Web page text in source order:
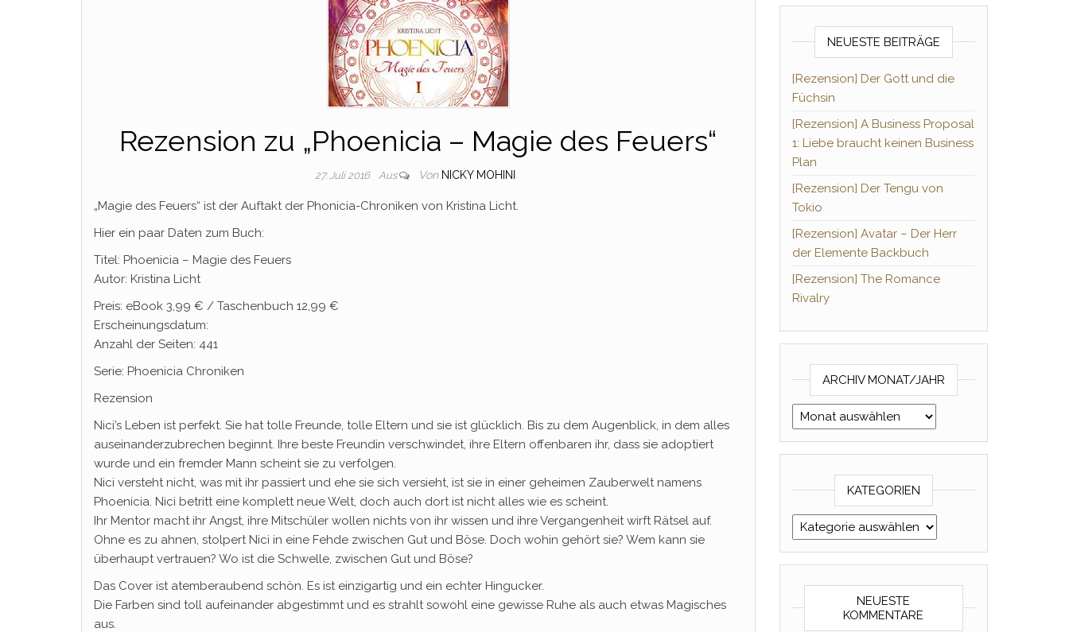
Rezension zu „Phoenicia – Magie des Feuers“
27. Juli 2016 Aus Von NICKY MOHINI
„Magie des Feuers“ ist der Auftakt der Phonicia-Chroniken von Kristina Licht.
Hier ein paar Daten zum Buch:
Titel: Phoenicia – Magie des Feuers
Autor: Kristina Licht
Preis: eBook 3,99 € / Taschenbuch 12,99 €
Erscheinungsdatum:
Anzahl der Seiten: 441
Serie: Phoenicia Chroniken
Rezension
Nici’s Leben ist perfekt. Sie hat tolle Freunde, tolle Eltern und sie ist glücklich. Bis zu dem Augenblick, in dem alles
auseinanderzubrechen beginnt. Ihre beste Freundin verschwindet, ihre Eltern offenbaren ihr, dass sie adoptiert
wurde und ein fremder Mann scheint sie zu verfolgen.
Nici versteht nicht, was mit ihr passiert und ehe sie sich versieht, ist sie in einer geheimen Zauberwelt namens
Phoenicia. Nici betritt eine komplett neue Welt, doch auch dort ist nicht alles wie es scheint.
Ihr Mentor macht ihr Angst, ihre Mitschüler wollen nichts von ihr wissen und ihre Vergangenheit wirft Rätsel auf.
Ohne es zu ahnen, stolpert Nici in eine Fehde zwischen Gut und Böse. Doch wohin gehört sie? Wem kann sie
überhaupt vertrauen? Wo ist die Schwelle, zwischen Gut und Böse?
Das Cover ist atemberaubend schön. Es ist einzigartig und ein echter Hingucker.
Die Farben sind toll aufeinander abgestimmt und es strahlt sowohl eine gewisse Ruhe als auch etwas Magisches
aus.
NEUESTE BEITRÄGE
[Rezension] Der Gott und die
Füchsin
[Rezension] A Business Proposal
1: Liebe braucht keinen Business
Plan
[Rezension] Der Tengu von
Tokio
[Rezension] Avatar – Der Herr
der Elemente Backbuch
[Rezension] The Romance
Rivalry
ARCHIV MONAT/JAHR
Archiv Monat/Jahr
KATEGORIEN
Kategorien
NEUESTE
KOMMENTARE